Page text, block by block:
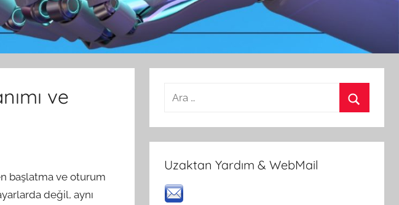
ve
başlatma ve oturum
değil, aynı
Arama:
Uzaktan Yardım & WebMail